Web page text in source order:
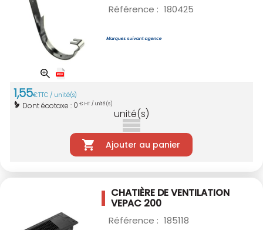
Référence : 180425
1,55€TTC / unité(s)
Dont écotaxe : 0 € HT / unité(s)
unité(s)
Ajouter au panier
CHATIÈRE DE VENTILATION
VEPAC 200
Référence : 185118